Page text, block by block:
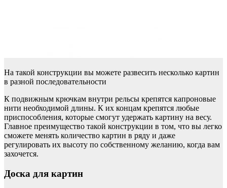
На такой конструкции вы можете развесить несколько картин
в разной последовательности
К подвижным крючкам внутри рельсы крепятся капроновые
нити необходимой длины. К их концам крепятся любые
приспособления, которые смогут удержать картину на весу.
Главное преимущество такой конструкции в том, что вы легко
сможете менять количество картин в ряду и даже
регулировать их высоту по собственному желанию, когда вам
захочется.
Доска для картин